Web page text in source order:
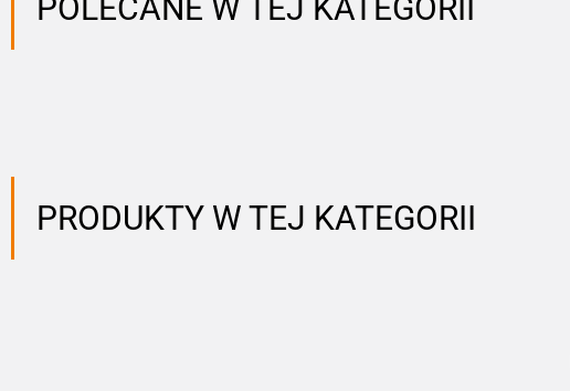
POLECANE W TEJ KATEGORII
PRODUKTY W TEJ KATEGORII